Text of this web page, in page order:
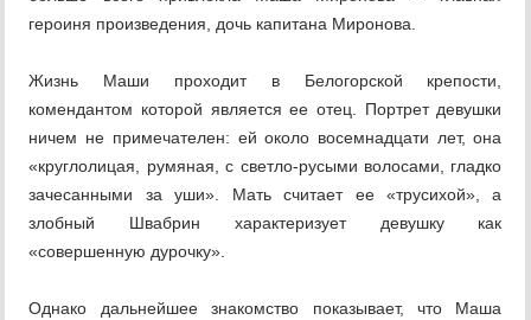
героиня произведения, дочь капитана Миронова.
Жизнь Маши проходит в Белогорской крепости,
комендантом которой является ее отец. Портрет девушки
ничем не примечателен: ей около восемнадцати лет, она
«круглолицая, румяная, с светло-русыми волосами, гладко
зачесанными за уши». Мать считает ее «трусихой», а
злобный Швабрин характеризует девушку как
«совершенную дурочку».
Однако дальнейшее знакомство показывает, что Маша